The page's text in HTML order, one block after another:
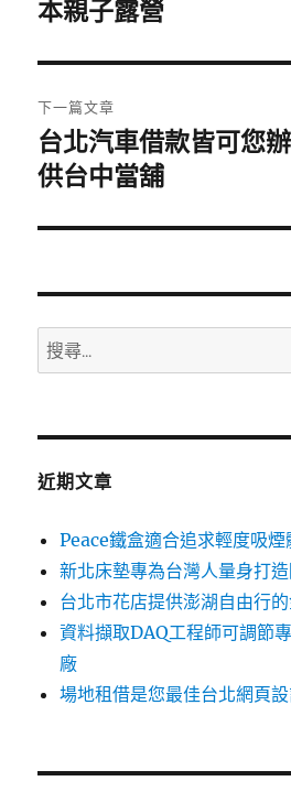
導
覽
一
文
章:
本親子露營
下一篇文章
下
一
文
台北汽車借款皆可您
供台中當舖
搜
尋
鍵
近期文章
Peace鐵盒適合追求輕度吸
新北床墊專為台灣人量身打
台北市花店提供澎湖自由行
資料擷取DAQ工程師可調節
廠
場地租借是您最佳台北網頁